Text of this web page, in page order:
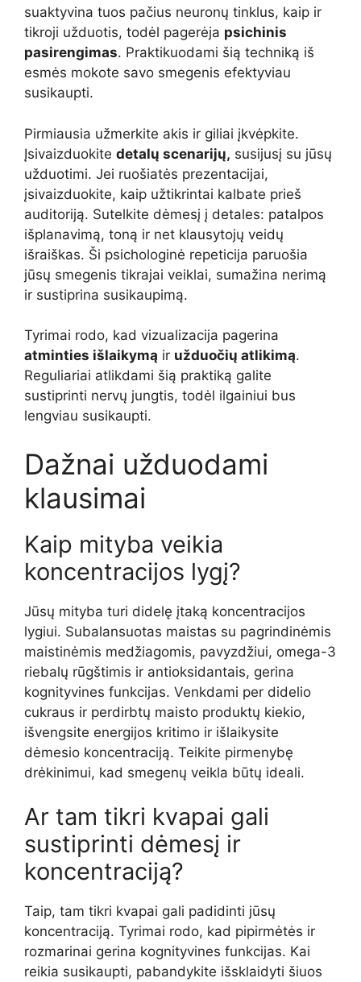
suaktyvina tuos pačius neuronų tinklus, kaip ir
tikroji užduotis, todėl pagerėja psichinis
pasirengimas. Praktikuodami šią techniką iš
esmės mokote savo smegenis efektyviau
susikaupti.
Pirmiausia užmerkite akis ir giliai įkvėpkite.
Įsivaizduokite detalų scenarijų, susijusį su jūsų
užduotimi. Jei ruošiatės prezentacijai,
įsivaizduokite, kaip užtikrintai kalbate prieš
auditoriją. Sutelkite dėmesį į detales: patalpos
išplanavimą, toną ir net klausytojų veidų
išraiškas. Ši psichologinė repeticija paruošia
jūsų smegenis tikrajai veiklai, sumažina nerimą
ir sustiprina susikaupimą.
Tyrimai rodo, kad vizualizacija pagerina
atminties išlaikymą ir užduočių atlikimą.
Reguliariai atlikdami šią praktiką galite
sustiprinti nervų jungtis, todėl ilgainiui bus
lengviau susikaupti.
Dažnai užduodami
klausimai
Kaip mityba veikia
koncentracijos lygį?
Jūsų mityba turi didelę įtaką koncentracijos
lygiui. Subalansuotas maistas su pagrindinėmis
maistinėmis medžiagomis, pavyzdžiui, omega-3
riebalų rūgštimis ir antioksidantais, gerina
kognityvines funkcijas. Venkdami per didelio
cukraus ir perdirbtų maisto produktų kiekio,
išvengsite energijos kritimo ir išlaikysite
dėmesio koncentraciją. Teikite pirmenybę
drėkinimui, kad smegenų veikla būtų ideali.
Ar tam tikri kvapai gali
sustiprinti dėmesį ir
koncentraciją?
Taip, tam tikri kvapai gali padidinti jūsų
koncentraciją. Tyrimai rodo, kad pipirmėtės ir
rozmarinai gerina kognityvines funkcijas. Kai
reikia susikaupti, pabandykite išsklaidyti šiuos